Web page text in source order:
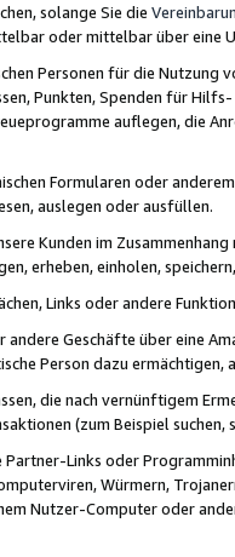
solange Sie die
oder mittelbar über eine
Personen für die Nutzung
Punkten, Spenden für
auflegen, die
Formularen oder
auslegen oder ausfüllen.
Kunden im
erheben, einholen,
Links oder andere
andere Geschäfte über eine
Person dazu
die nach vernünftigem
(zum Beispiel
Partner-Links oder
Würmern,
Nutzer-Computer oder